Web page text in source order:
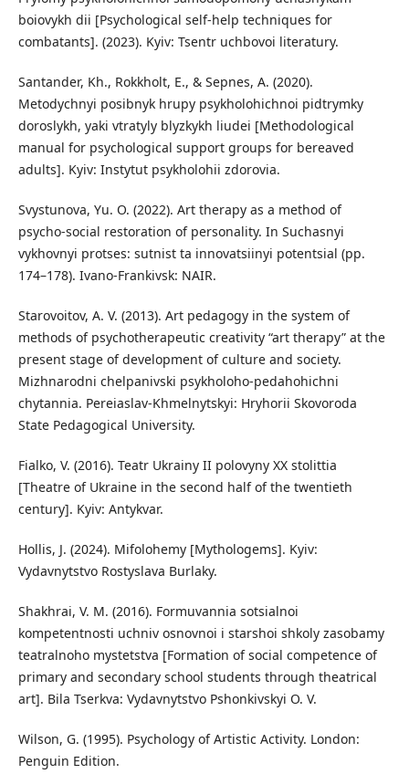
boiovykh dii [Psychological self-help techniques for
combatants]. (2023). Kyiv: Tsentr uchbovoi literatury.
Santander, Kh., Rokkholt, E., & Sepnes, A. (2020).
Metodychnyi posibnyk hrupy psykholohichnoi pidtrymky
doroslykh, yaki vtratyly blyzkykh liudei [Methodological
manual for psychological support groups for bereaved
adults]. Kyiv: Instytut psykholohii zdorovia.
Svystunova, Yu. O. (2022). Art therapy as a method of
psycho-social restoration of personality. In Suchasnyi
vykhovnyi protses: sutnist ta innovatsiinyi potentsial (pp.
174–178). Ivano-Frankivsk: NAIR.
Starovoitov, A. V. (2013). Art pedagogy in the system of
methods of psychotherapeutic creativity “art therapy” at the
present stage of development of culture and society.
Mizhnarodni chelpanivski psykholoho-pedahohichni
chytannia. Pereiaslav-Khmelnytskyi: Hryhorii Skovoroda
State Pedagogical University.
Fialko, V. (2016). Teatr Ukrainy II polovyny XX stolittia
[Theatre of Ukraine in the second half of the twentieth
century]. Kyiv: Antykvar.
Hollis, J. (2024). Mifolohemy [Mythologems]. Kyiv:
Vydavnytstvo Rostyslava Burlaky.
Shakhrai, V. M. (2016). Formuvannia sotsialnoi
kompetentnosti uchniv osnovnoi i starshoi shkoly zasobamy
teatralnoho mystetstva [Formation of social competence of
primary and secondary school students through theatrical
art]. Bila Tserkva: Vydavnytstvo Pshonkivskyi O. V.
Wilson, G. (1995). Psychology of Artistic Activity. London:
Penguin Edition.